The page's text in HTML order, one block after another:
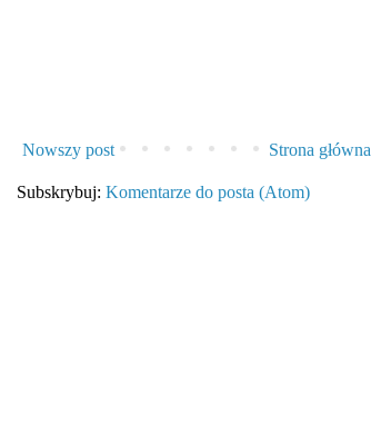
Nowszy post Strona główna
Subskrybuj: Komentarze do posta (Atom)